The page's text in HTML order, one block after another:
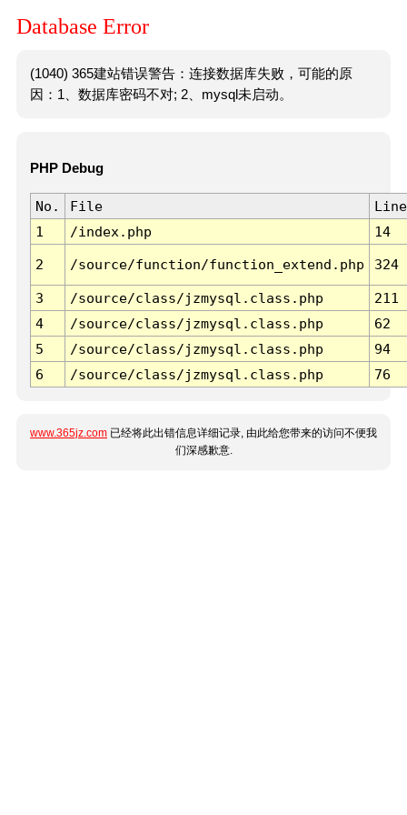
Database Error
(1040) 365建站错误警告：连接数据库失败，可能的原
因：1、数据库密码不对; 2、mysql未启动。
PHP Debug
No. File
Line
1
/index.php 14
2 /source/function/function_extend.php 324
3 /source/class/jzmysql.class.php
211
4
/source/class/jzmysql.class.php
62
5
/source/class/jzmysql.class.php
94
6
/source/class/jzmysql.class.php 76
www.365jz.com 已经将此出错信息详细记录, 由此给您带来的访问不便我
们深感歉意.